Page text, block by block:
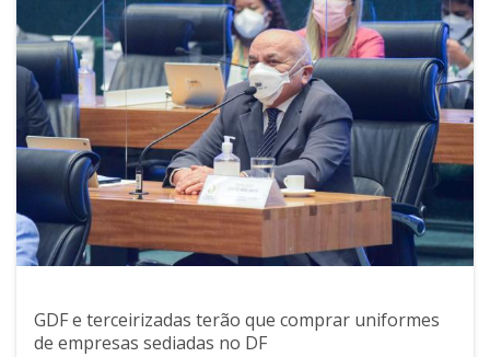
GDF e terceirizadas terão que comprar uniformes
de empresas sediadas no DF